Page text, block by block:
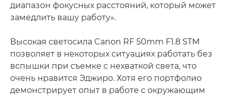
диапазон фокусных расстояний, который может
замедлить вашу работу».
Высокая светосила Canon RF 50mm F1.8 STM
позволяет в некоторых ситуациях работать без
вспышки при съемке с нехваткой света, что
очень нравится Эджиро. Хотя его портфолио
демонстрирует опыт в работе с окружающим